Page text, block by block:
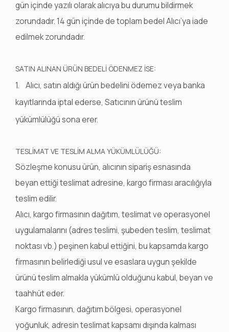
gün içinde yazılı olarak alıcıya bu durumu bildirmek
zorundadır. 14 gün içinde de toplam bedel Alıcı’ya iade
edilmek zorundadır.
SATIN ALINAN ÜRÜN BEDELİ ÖDENMEZ İSE:
1. Alıcı, satın aldığı ürün bedelini ödemez veya banka
kayıtlarında iptal ederse, Satıcının ürünü teslim
yükümlülüğü sona erer.
TESLİMAT VE TESLİM ALMA YÜKÜMLÜLÜĞÜ:
Sözleşme konusu ürün, alıcının sipariş esnasında
beyan ettiği teslimat adresine, kargo firması aracılığıyla
teslim edilir.
Alıcı, kargo firmasının dağıtım, teslimat ve operasyonel
uygulamalarını (adres teslimi, şubeden teslim, teslimat
noktası vb.) peşinen kabul ettiğini, bu kapsamda kargo
firmasının belirlediği usul ve esaslara uygun şekilde
ürünü teslim almakla yükümlü olduğunu kabul, beyan ve
taahhüt eder.
Kargo firmasının, dağıtım bölgesi, operasyonel
yoğunluk, adresin teslimat kapsamı dışında kalması